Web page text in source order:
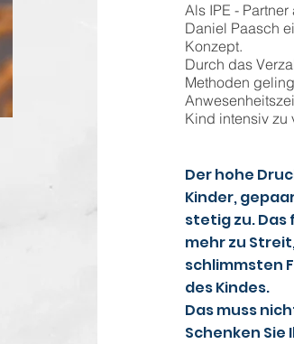
Als IPE -
Daniel Paasch
Konzept.
Durch das
Methoden
Kind intensiv zu
Der hohe
Kinder,
stetig zu.
mehr zu
schlimmsten
des Kindes.
Das muss
Schenken